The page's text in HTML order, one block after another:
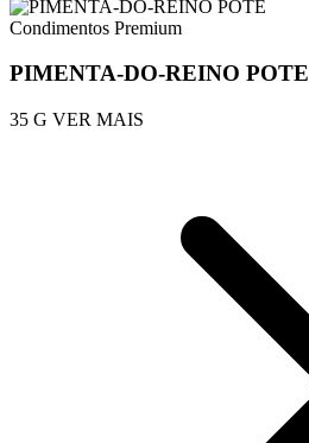
Condimentos Premium
PIMENTA-DO-REINO POTE
35 G VER MAIS